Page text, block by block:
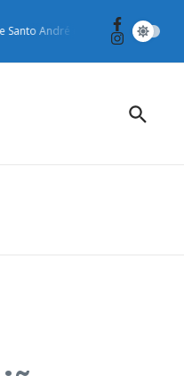
André oferecem curso gratuito de